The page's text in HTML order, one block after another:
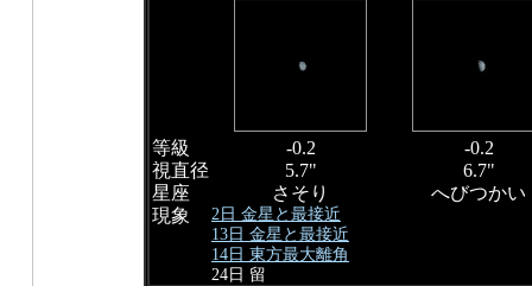
等級 -0.2
-0.2
視直径
5.7"
6.7"
星座
さそり
へびつかい
現象
2日 金星と最接近
13日 金星と最接近
14日 東方最大離角
24日 留